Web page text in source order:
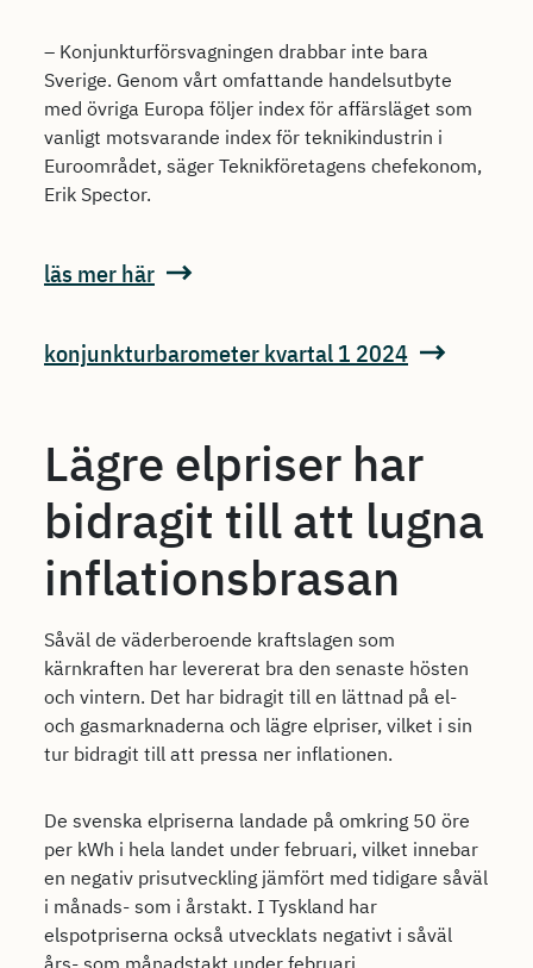
– Konjunkturförsvagningen drabbar inte bara
Sverige. Genom vårt omfattande handelsutbyte
med övriga Europa följer index för affärsläget som
vanligt motsvarande index för teknikindustrin i
Euroområdet, säger Teknikföretagens chefekonom,
Erik Spector.
läs mer här
konjunkturbarometer kvartal 1 2024
Lägre elpriser har
bidragit till att lugna
inflationsbrasan
Såväl de väderberoende kraftslagen som
kärnkraften har levererat bra den senaste hösten
och vintern. Det har bidragit till en lättnad på el-
och gasmarknaderna och lägre elpriser, vilket i sin
tur bidragit till att pressa ner inflationen.
De svenska elpriserna landade på omkring 50 öre
per kWh i hela landet under februari, vilket innebar
en negativ prisutveckling jämfört med tidigare såväl
i månads- som i årstakt. I Tyskland har
elspotpriserna också utvecklats negativt i såväl